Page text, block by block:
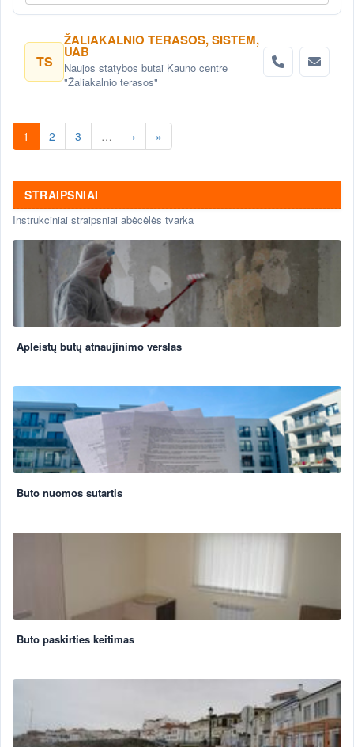
TS
ŽALIAKALNIO TERASOS, SISTEM,
UAB
Naujos statybos butai Kauno centre
"Žaliakalnio terasos"
1 2 3 … › »
STRAIPSNIAI
Instrukciniai straipsniai abėcėlės tvarka
Apleistų butų atnaujinimo verslas
Buto nuomos sutartis
Buto paskirties keitimas